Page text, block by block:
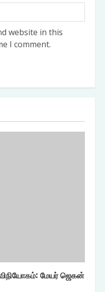
website in this
I comment.
மேயர் ஜெகன்